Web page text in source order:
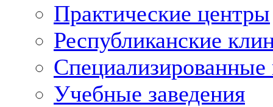
Практические центры
Республиканские
Учебные заведения